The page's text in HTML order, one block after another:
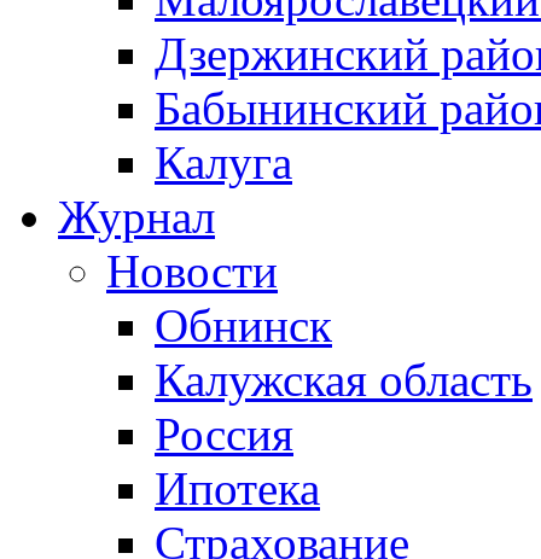
Дзержинский
Бабынинский
Калуга
Журнал
Новости
Обнинск
Калужская область
Россия
Ипотека
Страхование